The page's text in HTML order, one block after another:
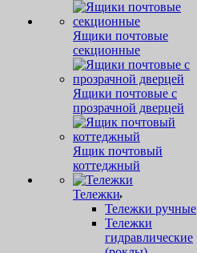
Ящики почтовые
секционные
Ящики почтовые с
прозрачной дверцей
Ящик почтовый
коттеджный
Тележки
Тележки ручные
Тележки
гидравлические